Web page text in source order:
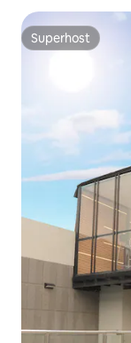
Superhost
Superhost